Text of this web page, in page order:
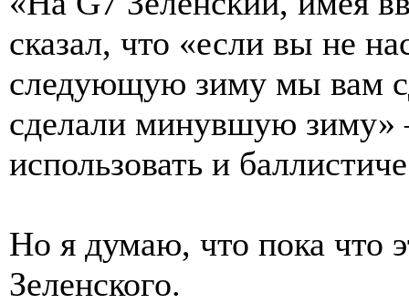
сказал, что «если вы не
следующую зиму мы вам
сделали минувшую зиму»
использовать и
Но я думаю, что пока что
Зеленского.